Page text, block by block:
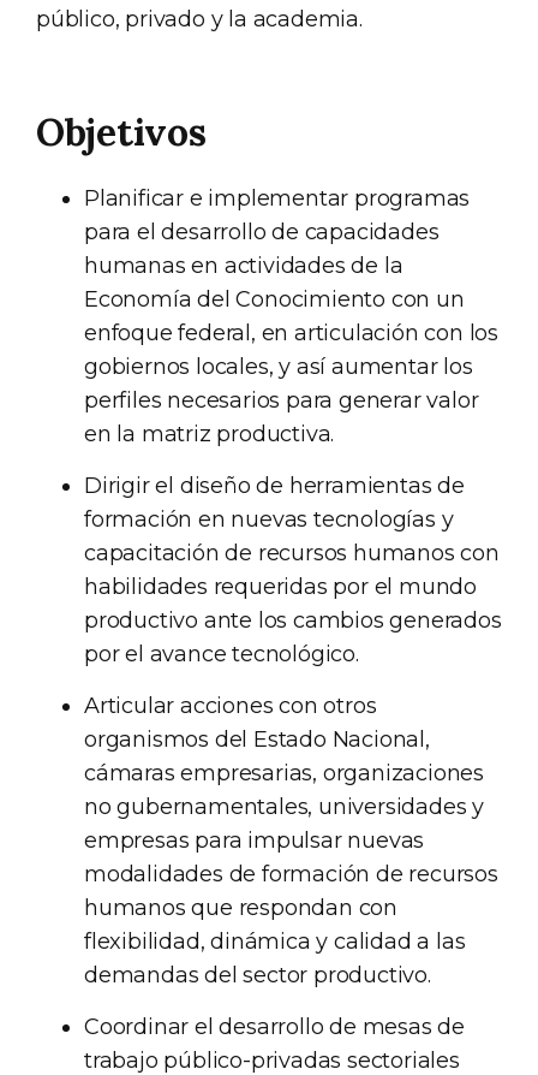
público, privado y la academia.
Objetivos
Planificar e implementar programas
para el desarrollo de capacidades
humanas en actividades de la
Economía del Conocimiento con un
enfoque federal, en articulación con los
gobiernos locales, y así aumentar los
perfiles necesarios para generar valor
en la matriz productiva.
Dirigir el diseño de herramientas de
formación en nuevas tecnologías y
capacitación de recursos humanos con
habilidades requeridas por el mundo
productivo ante los cambios generados
por el avance tecnológico.
Articular acciones con otros
organismos del Estado Nacional,
cámaras empresarias, organizaciones
no gubernamentales, universidades y
empresas para impulsar nuevas
modalidades de formación de recursos
humanos que respondan con
flexibilidad, dinámica y calidad a las
demandas del sector productivo.
Coordinar el desarrollo de mesas de
trabajo público-privadas sectoriales